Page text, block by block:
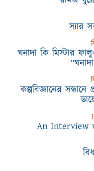
স্যার
ঘনাদা কি মিস্টার
কল্পবিজ্ঞানের
An Interview